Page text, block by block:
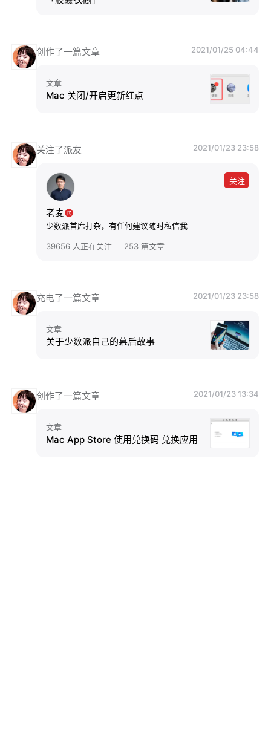
创作了一篇文章 2021/01/25 04:44
文章
Mac 关闭/开启更新红点
关注了派友 2021/01/23 23:58
关注
老麦
少数派首席打杂，有任何建议随时私信我
39656 人正在关注 253 篇文章
充电了一篇文章 2021/01/23 23:58
文章
关于少数派自己的幕后故事
创作了一篇文章 2021/01/23 13:34
文章
Mac App Store 使用兑换码 兑换应用